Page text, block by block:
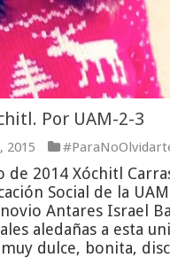
Por UAM-2-3
2015
de 2014 Xóchitl
Social de la
Antares Israel
aledañas a esta
dulce, bonita,